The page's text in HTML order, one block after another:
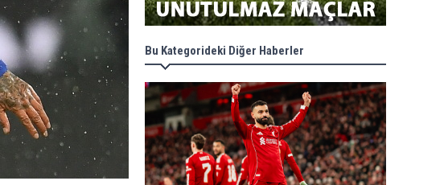
Bu Kategorideki Diğer Haberler